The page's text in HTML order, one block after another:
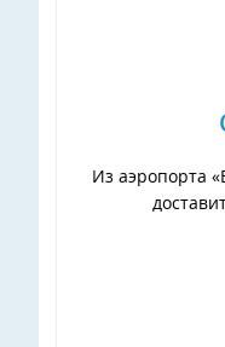
Из аэропорта